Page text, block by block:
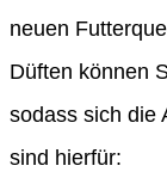
neuen
Düften können
sodass sich die
sind hierfür: